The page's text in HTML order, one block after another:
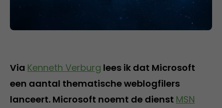
Via Kenneth Verburg lees ik dat Microsoft
een aantal thematische weblogfilers
lanceert. Microsoft noemt de dienst MSN